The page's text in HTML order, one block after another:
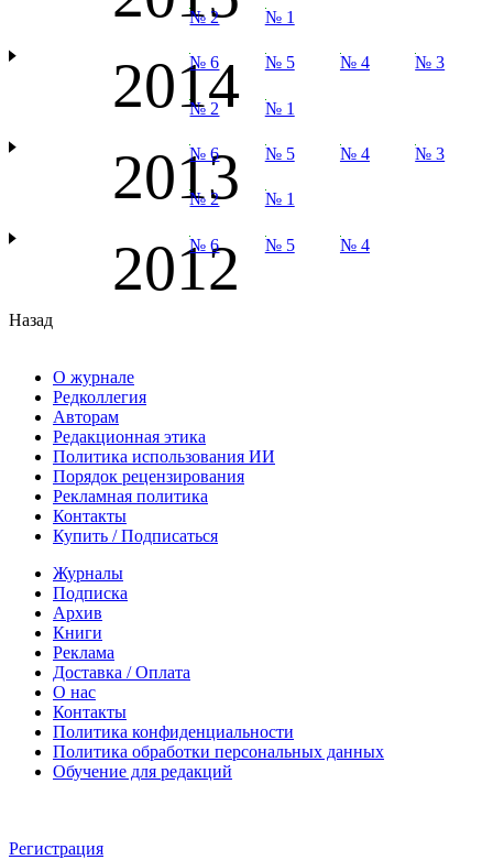
№ 2 № 1
2014
№ 6 № 5 № 4 № 3
№ 2 № 1
2013
№ 6 № 5 № 4 № 3
№ 2 № 1
2012
№ 6 № 5 № 4
Назад
О журнале
Редколлегия
Авторам
Редакционная этика
Политика использования ИИ
Порядок рецензирования
Рекламная политика
Контакты
Купить / Подписаться
Журналы
Подписка
Архив
Книги
Реклама
Доставка / Оплата
О нас
Контакты
Политика конфиденциальности
Политика обработки персональных данных
Обучение для редакций
Регистрация